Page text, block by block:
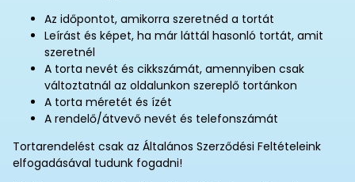
Az időpontot, amikorra szeretnéd a tortát
Leírást és képet, ha már láttál hasonló tortát, amit
szeretnél
A torta nevét és cikkszámát, amennyiben csak
változtatnál az oldalunkon szereplő tortánkon
A torta méretét és ízét
A rendelő/átvevő nevét és telefonszámát
Tortarendelést csak az Általános Szerződési Feltételeink
elfogadásával tudunk fogadni!